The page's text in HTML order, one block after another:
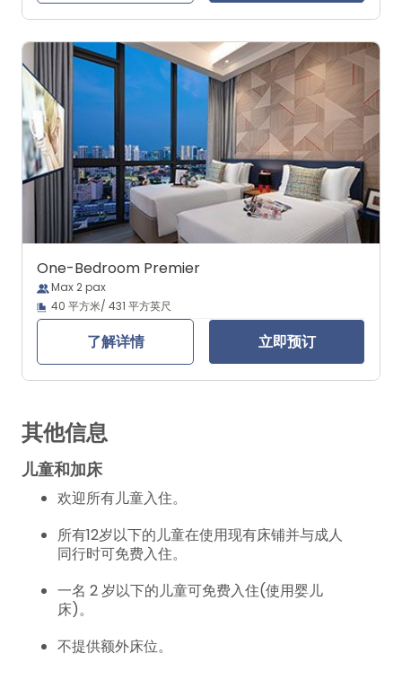
One-Bedroom Premier
Max 2 pax
40 平方米/ 431 平方英尺
了解详情 立即预订
其他信息
儿童和加床
欢迎所有儿童入住。
所有12岁以下的儿童在使用现有床铺并与成人
同行时可免费入住。
一名 2 岁以下的儿童可免费入住(使用婴儿
床)。
不提供额外床位。